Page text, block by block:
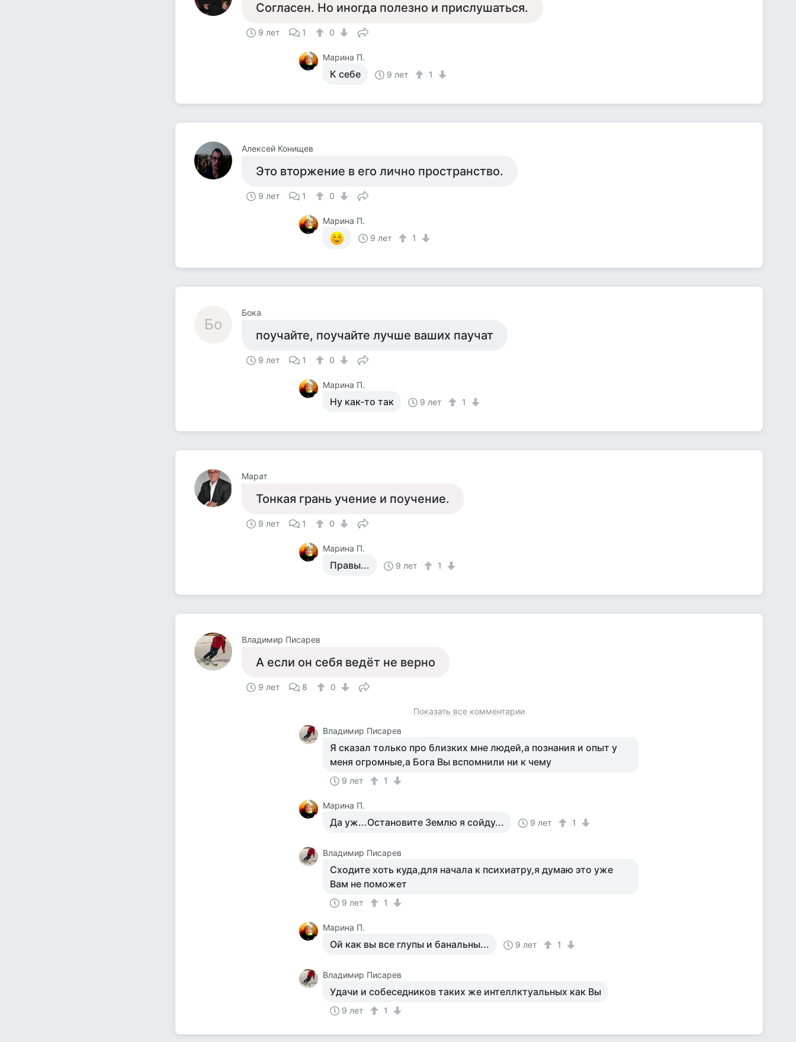
Согласен. Но иногда полезно и прислушаться.
9 лет 1 0
Марина П.
К себе 9 лет 1
Алексей Конищев
Это вторжение в его лично пространство.
9 лет 1 0
Марина П.
9 лет
1
Бо
Бока
поучайте, поучайте лучше ваших паучат
9 лет 1 0
Марина П.
Ну как-то так 9 лет 1
Марат
Тонкая грань учение и поучение.
9 лет 1 0
Марина П.
Правы... 9 лет 1
Владимир Писарев
А если он себя ведёт не верно
9 лет 8 0
Показать все комментарии
Владимир Писарев
Я сказал только про близких мне людей,а познания и опыт у
меня огромные,а Бога Вы вспомнили ни к чему
9 лет 1
Марина П.
Да уж...Остановите Землю я сойду... 9 лет 1
Владимир Писарев
Сходите хоть куда,для начала к психиатру,я думаю это уже
Вам не поможет
9 лет 1
Марина П.
Ой как вы все глупы и банальны... 9 лет 1
Владимир Писарев
Удачи и собеседников таких же интеллктуальных как Вы
9 лет 1